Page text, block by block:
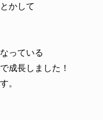
かして
っている
成長しました！
。